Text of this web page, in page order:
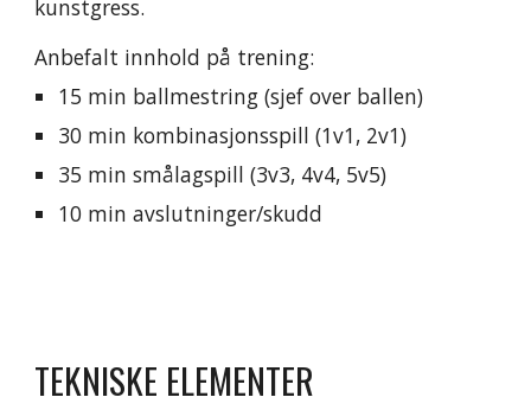
kunstgress.
Anbefalt innhold på trening:
15 min ballmestring (sjef over ballen)
30 min kombinasjonsspill (1v1, 2v1)
35 min smålagspill (3v3, 4v4, 5v5)
10 min avslutninger/skudd
TEKNISKE ELEMENTER